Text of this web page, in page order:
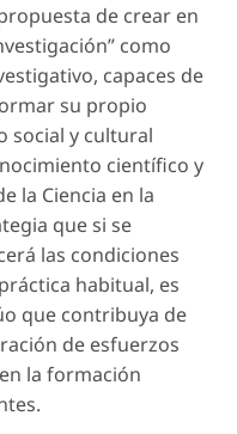
de crear en
como
capaces de
su propio
social y cultural
científico y
la Ciencia en la
que si se
las condiciones
habitual, es
que contribuya de
de esfuerzos
la formación